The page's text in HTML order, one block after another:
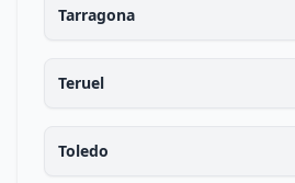
Tarragona
Teruel
Toledo